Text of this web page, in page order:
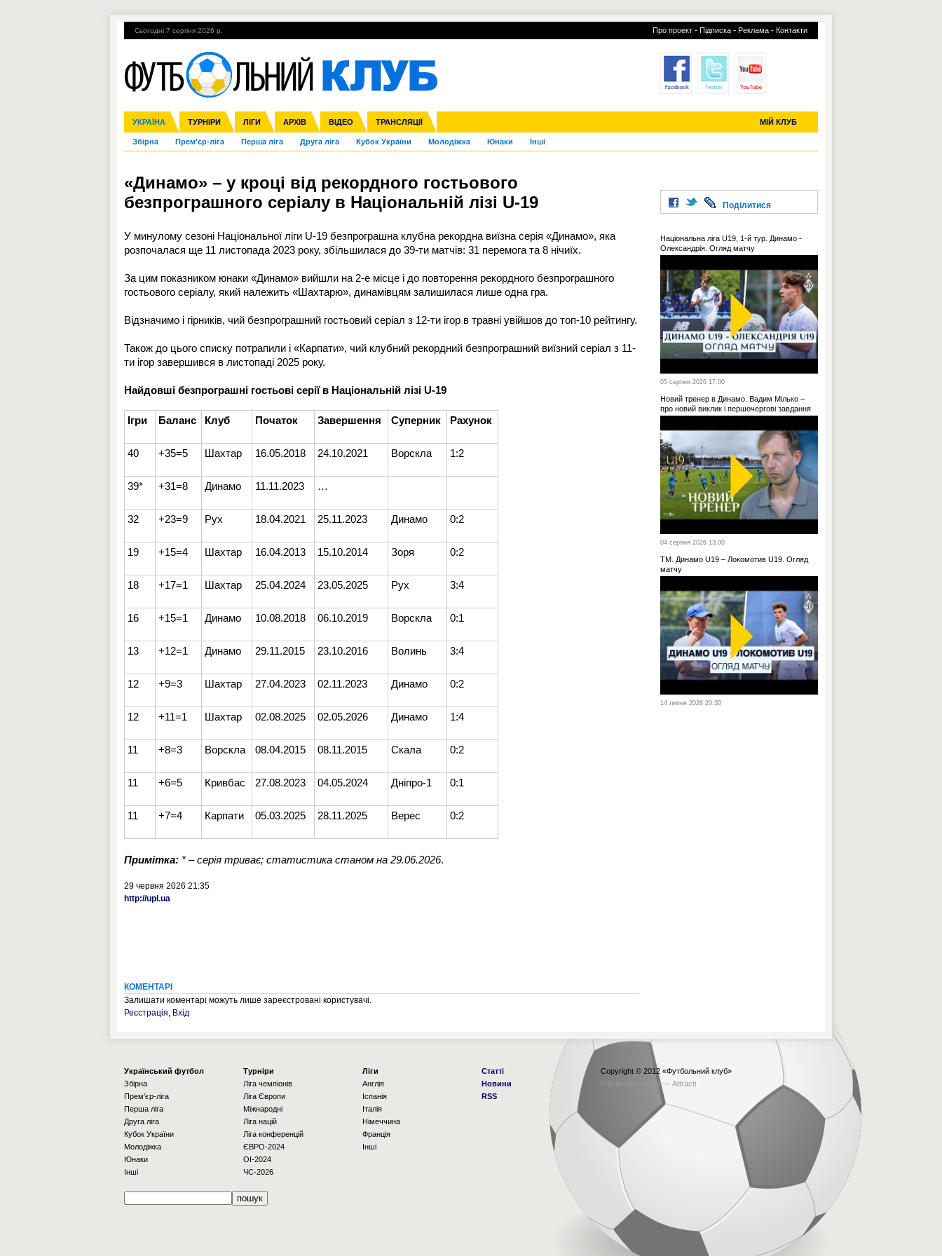
Сьогодні 7 серпня 2026 р. Про проект - Підписка - Реклама - Контакти
УКРАЇНА ТУРНІРИ ЛІГИ АРХІВ ВІДЕО ТРАНСЛЯЦІЇ МІЙ КЛУБ
Збірна Прем'єр-ліга Перша ліга Друга ліга Кубок України Молодіжка Юнаки Інші
Ліга чемпіонів Ліга Європи Міжнародні Ліга націй Ліга конференцій
Англія Іспанія Італія Німеччина Франція Інші
ЧС-2014 ЄВРО-2016 Росія Кубок конфедерацій ЧЄ-2015 (U-21)
Гарячі теми УПЛ, 1-й тур ВІЙНА УПЛ-ПЕРЕХОДИ УСІ ТРАНСФЕРИ
«Динамо» – у кроці від рекордного гостьового
безпрограшного серіалу в Національній лізі U-19
У минулому сезоні Національної ліги U-19 безпрограшна клубна рекордна виїзна серія «Динамо», яка
розпочалася ще 11 листопада 2023 року, збільшилася до 39-ти матчів: 31 перемога та 8 нічиїх.
За цим показником юнаки «Динамо» вийшли на 2-е місце і до повторення рекордного безпрограшного
гостьового серіалу, який належить «Шахтарю», динамівцям залишилася лише одна гра.
Відзначимо і гірників, чий безпрограшний гостьовий серіал з 12-ти ігор в травні увійшов до топ-10 рейтингу.
Також до цього списку потрапили і «Карпати», чий клубний рекордний безпрограшний виїзний серіал з 11-
ти ігор завершився в листопаді 2025 року.
Найдовші безпрограшні гостьові серії в Національній лізі U-19
Ігри Баланс Клуб Початок Завершення Суперник Рахунок
40 +35=5 Шахтар 16.05.2018 24.10.2021 Ворскла 1:2
39* +31=8 Динамо 11.11.2023 …
32 +23=9 Рух 18.04.2021 25.11.2023 Динамо 0:2
19 +15=4 Шахтар 16.04.2013 15.10.2014 Зоря 0:2
18 +17=1 Шахтар 25.04.2024 23.05.2025 Рух 3:4
16 +15=1 Динамо 10.08.2018 06.10.2019 Ворскла 0:1
13 +12=1 Динамо 29.11.2015 23.10.2016 Волинь 3:4
12 +9=3 Шахтар 27.04.2023 02.11.2023 Динамо 0:2
12 +11=1 Шахтар 02.08.2025 02.05.2026 Динамо 1:4
11 +8=3 Ворскла 08.04.2015 08.11.2015 Скала 0:2
11 +6=5 Кривбас 27.08.2023 04.05.2024 Дніпро-1 0:1
11 +7=4 Карпати 05.03.2025 28.11.2025 Верес 0:2
Примітка: * – серія триває; статистика станом на 29.06.2026.
29 червня 2026 21:35
http://upl.ua
КОМЕНТАРІ
Залишати коментарі можуть лише зареєстровані користувачі.
Реєстрація, Вхід
Поділитися
Національна ліга U19, 1-й тур. Динамо -
Олександрія. Огляд матчу
05 серпня 2026 17:00
Новий тренер в Динамо. Вадим Мілько –
про новий виклик і першочергові завдання
04 серпня 2026 13:00
ТМ. Динамо U19 – Локомотив U19. Огляд
матчу
14 липня 2026 20:30
Українcький футбол
Збірна
Прем'єр-ліга
Перша ліга
Друга ліга
Кубок України
Молодіжка
Юнаки
Інші
Турніри
Ліга чемпіонів
Ліга Європи
Міжнародні
Ліга націй
Ліга конференцій
ЄВРО-2024
OI-2024
ЧС-2026
Ліги
Англія
Іспанія
Італія
Німеччина
Франція
Інші
Статті
Новини
RSS
Copyright © 2012 «Футбольний клуб»
Рорзробка сайта — Attracti